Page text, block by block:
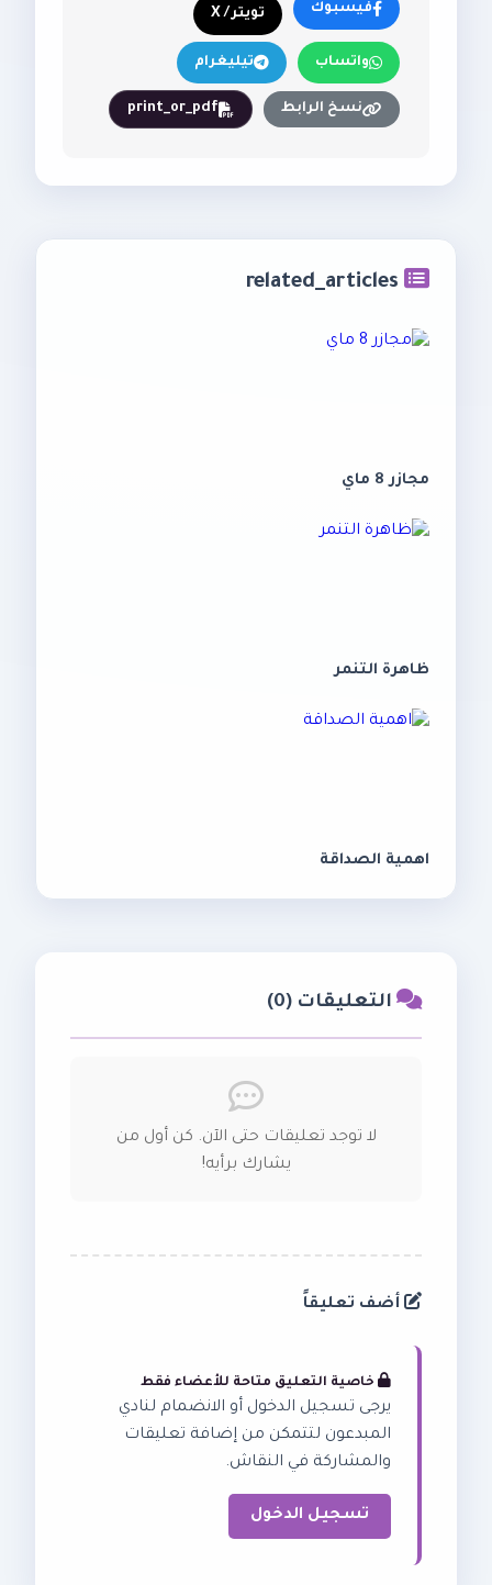
فيسبوك تويتر / X
واتساب تيليغرام
نسخ الرابط print_or_pdf
مجازر 8 ماي
ظاهرة التنمر
اهمية الصداقة
التعليقات (0)
لا توجد تعليقات حتى الآن. كن أول من
يشارك برأيه!
أضف تعليقاً
خاصية التعليق متاحة للأعضاء فقط
يرجى تسجيل الدخول أو الانضمام لنادي
المبدعون لتتمكن من إضافة تعليقات
والمشاركة في النقاش.
تسجيل الدخول